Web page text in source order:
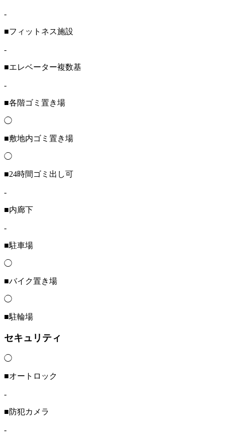
-
■フィットネス施設
-
■エレベーター複数基
-
■各階ゴミ置き場
◯
■敷地内ゴミ置き場
◯
■24時間ゴミ出し可
-
■内廊下
-
■駐車場
◯
■バイク置き場
◯
■駐輪場
セキュリティ
◯
■オートロック
-
■防犯カメラ
-